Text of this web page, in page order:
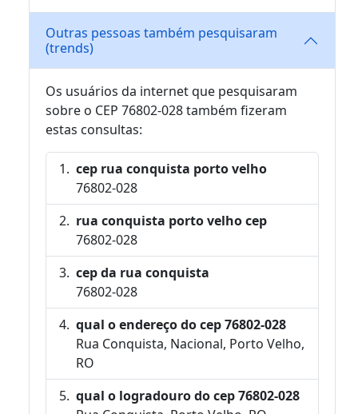
Outras pessoas também pesquisaram
(trends)
Os usuários da internet que pesquisaram
sobre o CEP 76802-028 também fizeram
estas consultas:
cep rua conquista porto velho
76802-028
rua conquista porto velho cep
76802-028
cep da rua conquista
76802-028
qual o endereço do cep 76802-028
Rua Conquista, Nacional, Porto Velho,
RO
qual o logradouro do cep 76802-028